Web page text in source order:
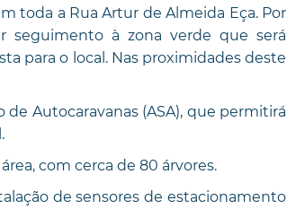
toda a Rua Artur de Almeida Eça. Por
seguimento à zona verde que será
para o local. Nas proximidades deste
Autocaravanas (ASA), que permitirá
com cerca de 80 árvores.
de sensores de estacionamento